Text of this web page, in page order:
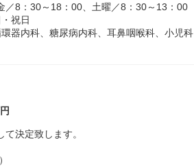
30～18：00、土曜／8：30～13：00
祝日
器内科、糖尿病内科、耳鼻咽喉科、小児科
決定致します。